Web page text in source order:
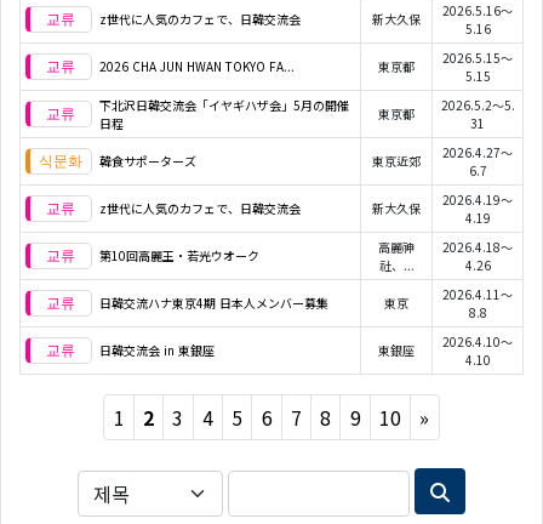
z世代に人気のカフェで、日韓交流会 新大久保
2026.5.16～
5.16
2026 CHA JUN HWAN TOKYO FA... 東京都
2026.5.15～
5.15
下北沢日韓交流会「イヤギハザ会」5月の開催
日程
東京都
2026.5.2～5.
31
韓食サポーターズ 東京近郊
2026.4.27～
6.7
z世代に人気のカフェで、日韓交流会 新大久保
2026.4.19～
4.19
第10回高麗王・若光ウオーク
高麗神
社、...
2026.4.18～
4.26
日韓交流ハナ東京4期 日本人メンバー募集 東京
2026.4.11～
8.8
日韓交流会 in 東銀座 東銀座
2026.4.10～
4.10
1 2 3 4 5 6 7 8 9 10 »